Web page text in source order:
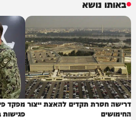
באותו נושא
דרישה חסרת תקדים להאצת ייצור
החימושים
מפקד